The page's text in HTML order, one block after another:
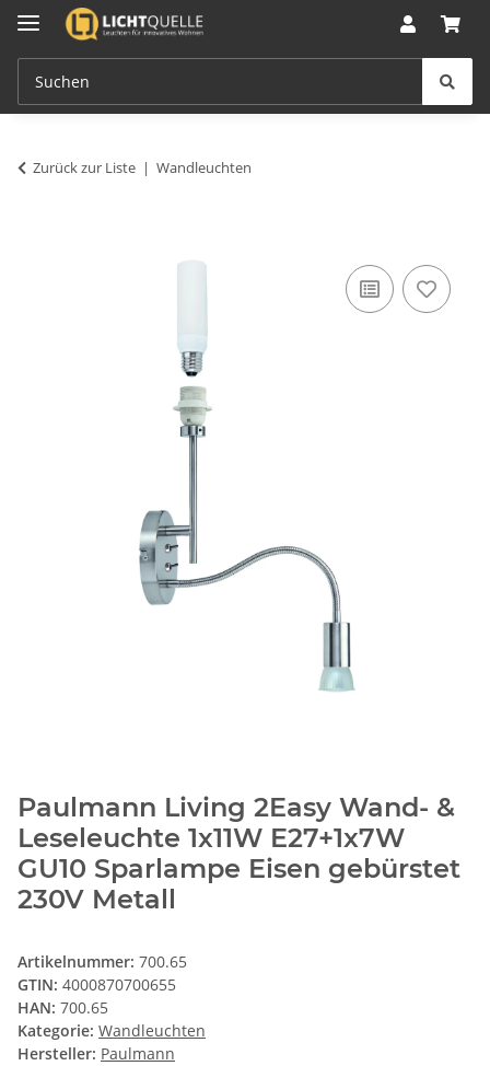
Zurück zur Liste Wandleuchten
Paulmann Living 2Easy Wand- &
Leseleuchte 1x11W E27+1x7W
GU10 Sparlampe Eisen gebürstet
230V Metall
Artikelnummer: 700.65
GTIN: 4000870700655
HAN: 700.65
Kategorie: Wandleuchten
Hersteller: Paulmann